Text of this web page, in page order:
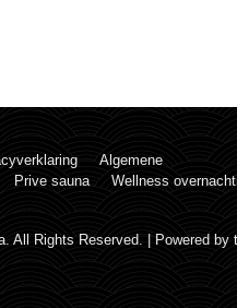
Algemene
Prive sauna
Wellness
All Rights Reserved. | Powered by